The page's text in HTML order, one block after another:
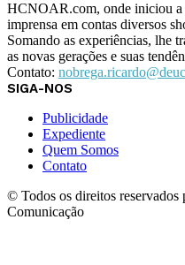
HCNOAR.com, onde iniciou a
imprensa em contas diversos
Somando as experiências, lhe
as novas gerações e suas
Contato:
SIGA-NOS
Publicidade
Expediente
Quem Somos
Contato
© Todos os direitos
Comunicação